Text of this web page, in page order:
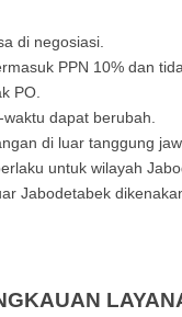
di negosiasi.
PPN 10% dan
PO.
dapat berubah.
di luar tanggung
untuk wilayah
Jabodetabek